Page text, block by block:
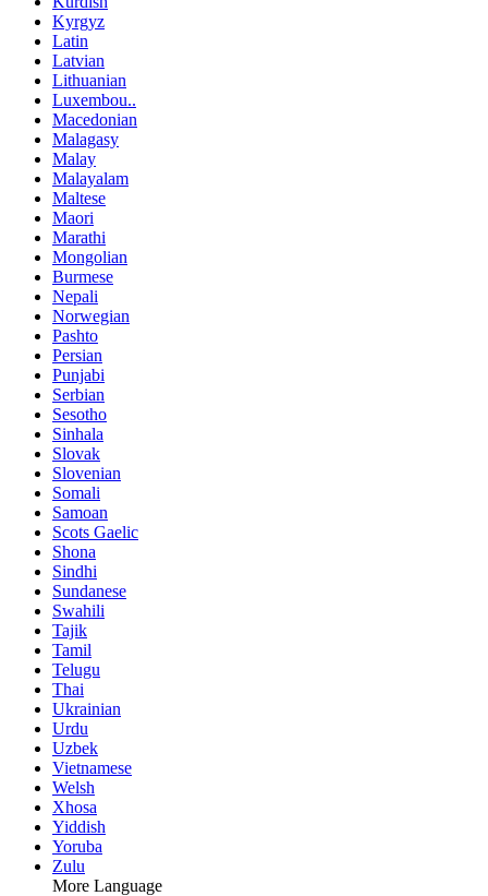
Kyrgyz
Latin
Latvian
Lithuanian
Luxembou..
Macedonian
Malagasy
Malay
Malayalam
Maltese
Maori
Marathi
Mongolian
Burmese
Nepali
Norwegian
Pashto
Persian
Punjabi
Serbian
Sesotho
Sinhala
Slovak
Slovenian
Somali
Samoan
Scots Gaelic
Shona
Sindhi
Sundanese
Swahili
Tajik
Tamil
Telugu
Thai
Ukrainian
Urdu
Uzbek
Vietnamese
Welsh
Xhosa
Yiddish
Yoruba
Zulu
More Language